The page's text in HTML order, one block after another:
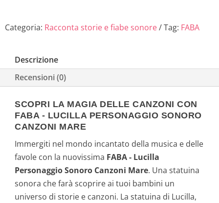
9
.
Categoria: Racconta storie e fiabe sonore Tag: FABA
Descrizione
Recensioni (0)
SCOPRI LA MAGIA DELLE CANZONI CON
FABA - LUCILLA PERSONAGGIO SONORO
CANZONI MARE
Immergiti nel mondo incantato della musica e delle
favole con la nuovissima FABA - Lucilla
Personaggio Sonoro Canzoni Mare. Una statuina
sonora che farà scoprire ai tuoi bambini un
universo di storie e canzoni. La statuina di Lucilla,